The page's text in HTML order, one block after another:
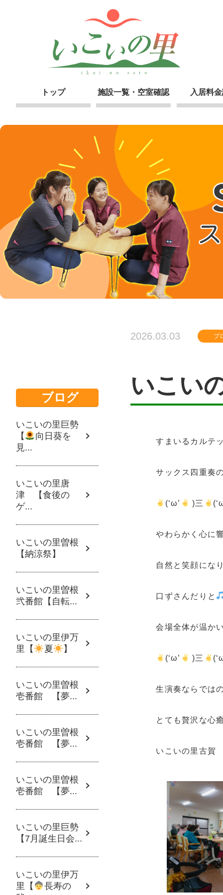
トップ 施設一覧・空室確認 入居料
2026.03.03 ブ
いこい
すまいるカルテ
サックス四重奏
(‘ω’ )三
やわらかく心に
自然と笑顔にな
口ずさんだりと
会場全体が温か
(‘ω’ )三
生演奏ならでは
とても贅沢な心
いこいの里古賀
ブログ
いこいの里巨勢
【
向日葵を
見...
いこいの里唐
津 【食後の
ゲ...
いこいの里曽根
【納涼祭】
いこいの里曽根
弐番館【自転...
いこいの里伊万
里【
夏 】
いこいの里曽根
壱番館 【夢...
いこいの里曽根
壱番館 【夢...
いこいの里曽根
壱番館 【夢...
いこいの里巨勢
【7月誕生日会...
いこいの里伊万
里【
長寿の